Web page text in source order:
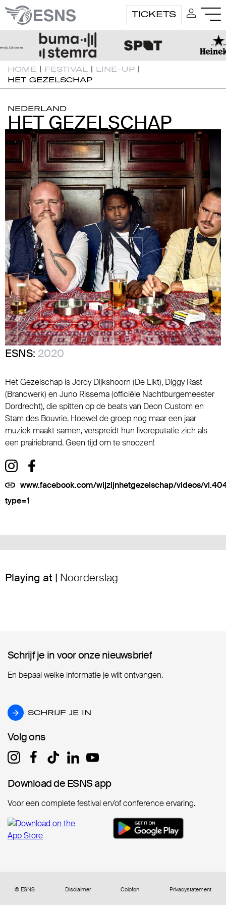
TICKETS
HOME | FESTIVAL | LINE-UP |
HET GEZELSCHAP
NEDERLAND
HET GEZELSCHAP
HET GEZELSCHAP
ESNS: 2020
Het Gezelschap is Jordy Dijkshoorn (De Likt), Diggy Rast
(Brandwerk) en Juno Rissema (officiële Nachtburgemeester
Dordrecht), die spitten op de beats van Deon Custom en
Stam des Bouvrie. Hoewel de groep nog maar een jaar
muziek maakt samen, verspreidt hun livereputatie zich als
een prairiebrand. Geen tijd om te snoozen!
www.facebook.com/wijzijnhetgezelschap/videos/
type=1
Playing at | Noorderslag
Schrijf je in voor onze nieuwsbrief
Schrijf je in voor onze nieuwsbrief
En bepaal welke informatie je wilt ontvangen.
SCHRIJF JE IN
SCHRIJF JE IN
Volg ons
Volg ons
Download de ESNS app
Download de ESNS app
Voor een complete festival en/of conference ervaring.
© ESNS Disclaimer Colofon Privacystatement